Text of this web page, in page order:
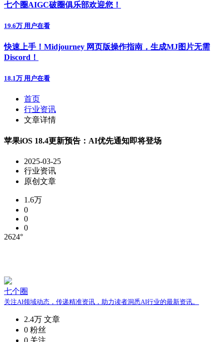
七个圈AIGC破圈俱乐部欢迎您！
19.6万 用户在看
快速上手！Midjourney 网页版操作指南，生成MJ图片无需
Discord！
18.1万 用户在看
首页
行业资讯
文章详情
苹果iOS 18.4更新预告：AI优先通知即将登场
2025-03-25
行业资讯
原创文章
1.6万
0
0
0
2624°
七个圈
关注AI领域动态，传递精准资讯，助力读者洞悉AI行业的最新资讯。
2.4万 文章
0 粉丝